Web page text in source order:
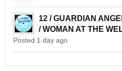
12 / GUARDIAN
/ WOMAN AT THE
Posted 1 day ago